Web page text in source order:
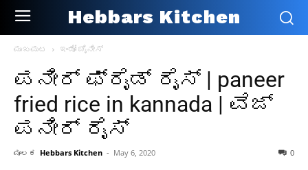
Hebbars Kitchen
ಮುಖಪುಟ ಇಂಡೋ ಚೈನೀಸ್
ಪನೀರ್ ಫ್ರೈಡ್ ರೈಸ್ | paneer
fried rice in kannada | ವೆಜ್
ಪನೀರ್ ರೈಸ್
ಮೂಲಕ Hebbars Kitchen - May 6, 2020 0